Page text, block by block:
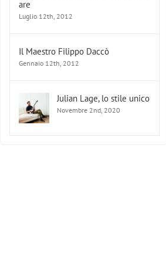
JIM MULLEN
chitarra di
are
Luglio 12th, 2012
Il Maestro Filippo Daccò
Gennaio 12th, 2012
Julian Lage, lo stile unico
Novembre 2nd, 2020